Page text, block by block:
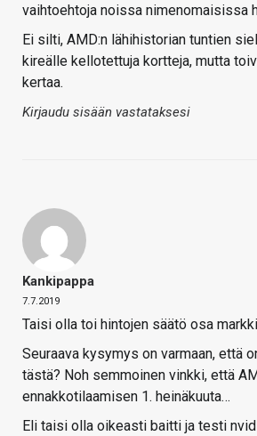
vaihtoehtoja noissa nimenomaisissa
Ei silti, AMD:n lähihistorian tuntien
kireälle kellotettuja kortteja, mutta
kertaa.
Kirjaudu sisään vastataksesi
Kankipappa
7.7.2019
Taisi olla toi hintojen säätö osa
Seuraava kysymys on varmaan, että
tästä? Noh semmoinen vinkki, että
ennakkotilaamisen 1. heinäkuuta…
Eli taisi olla oikeasti baitti ja testi